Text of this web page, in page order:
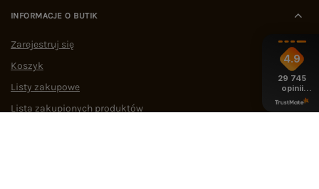
INFORMACJE O BUTIK
Zarejestruj się
Koszyk
Listy zakupowe
Lista zakupionych produktów
4.9
29 745
opinii
z całego